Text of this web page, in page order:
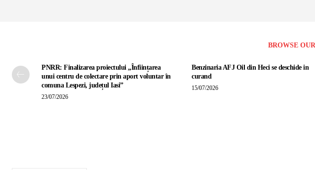
BROWSE
PNRR: Finalizarea proiectului „Înființarea
unui centru de colectare prin aport voluntar în
comuna Lespezi, județul Iasi”
23/07/2026
Benzinaria AFJ Oil din Heci se deschide in
curand
15/07/2026